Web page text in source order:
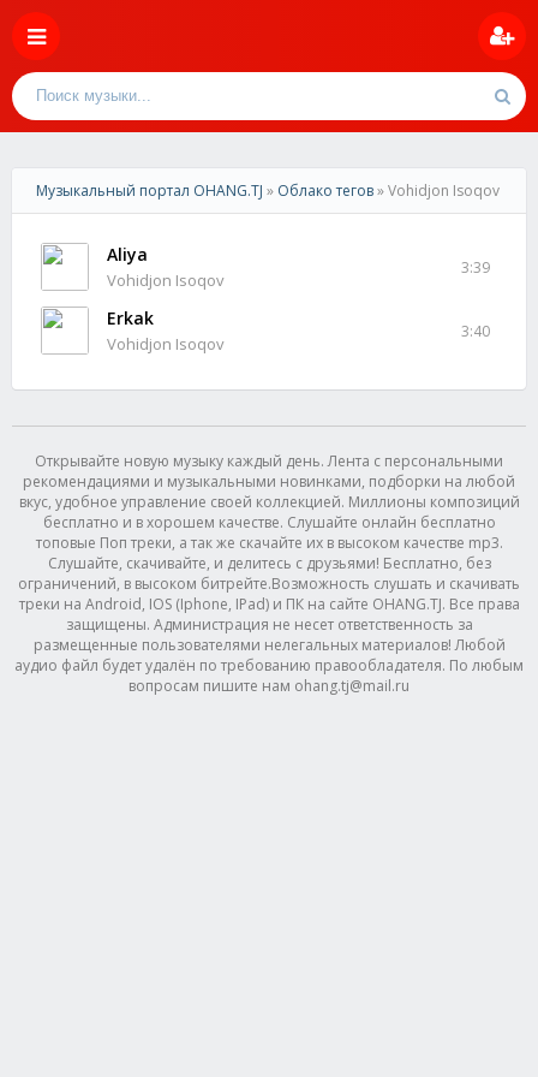
Музыкальный портал OHANG.TJ » Облако тегов» Vohidjon Isoqov
Aliya
Vohidjon Isoqov
3:39
Erkak
Vohidjon Isoqov
3:40
Открывайте новую музыку каждый день. Лента с персональными
рекомендациями и музыкальными новинками, подборки на любой
вкус, удобное управление своей коллекцией. Миллионы композиций
бесплатно и в хорошем качестве. Слушайте онлайн бесплатно
топовые Поп треки, а так же скачайте их в высоком качестве mp3.
Слушайте, скачивайте, и делитесь с друзьями! Бесплатно, без
ограничений, в высоком битрейте.Возможность слушать и скачивать
треки на Android, IOS (Iphone, IPad) и ПК на сайте OHANG.TJ. Все права
защищены. Администрация не несет ответственность за
размещенные пользователями нелегальных материалов! Любой
аудио файл будет удалён по требованию правообладателя. По любым
вопросам пишите нам ohang.tj@mail.ru